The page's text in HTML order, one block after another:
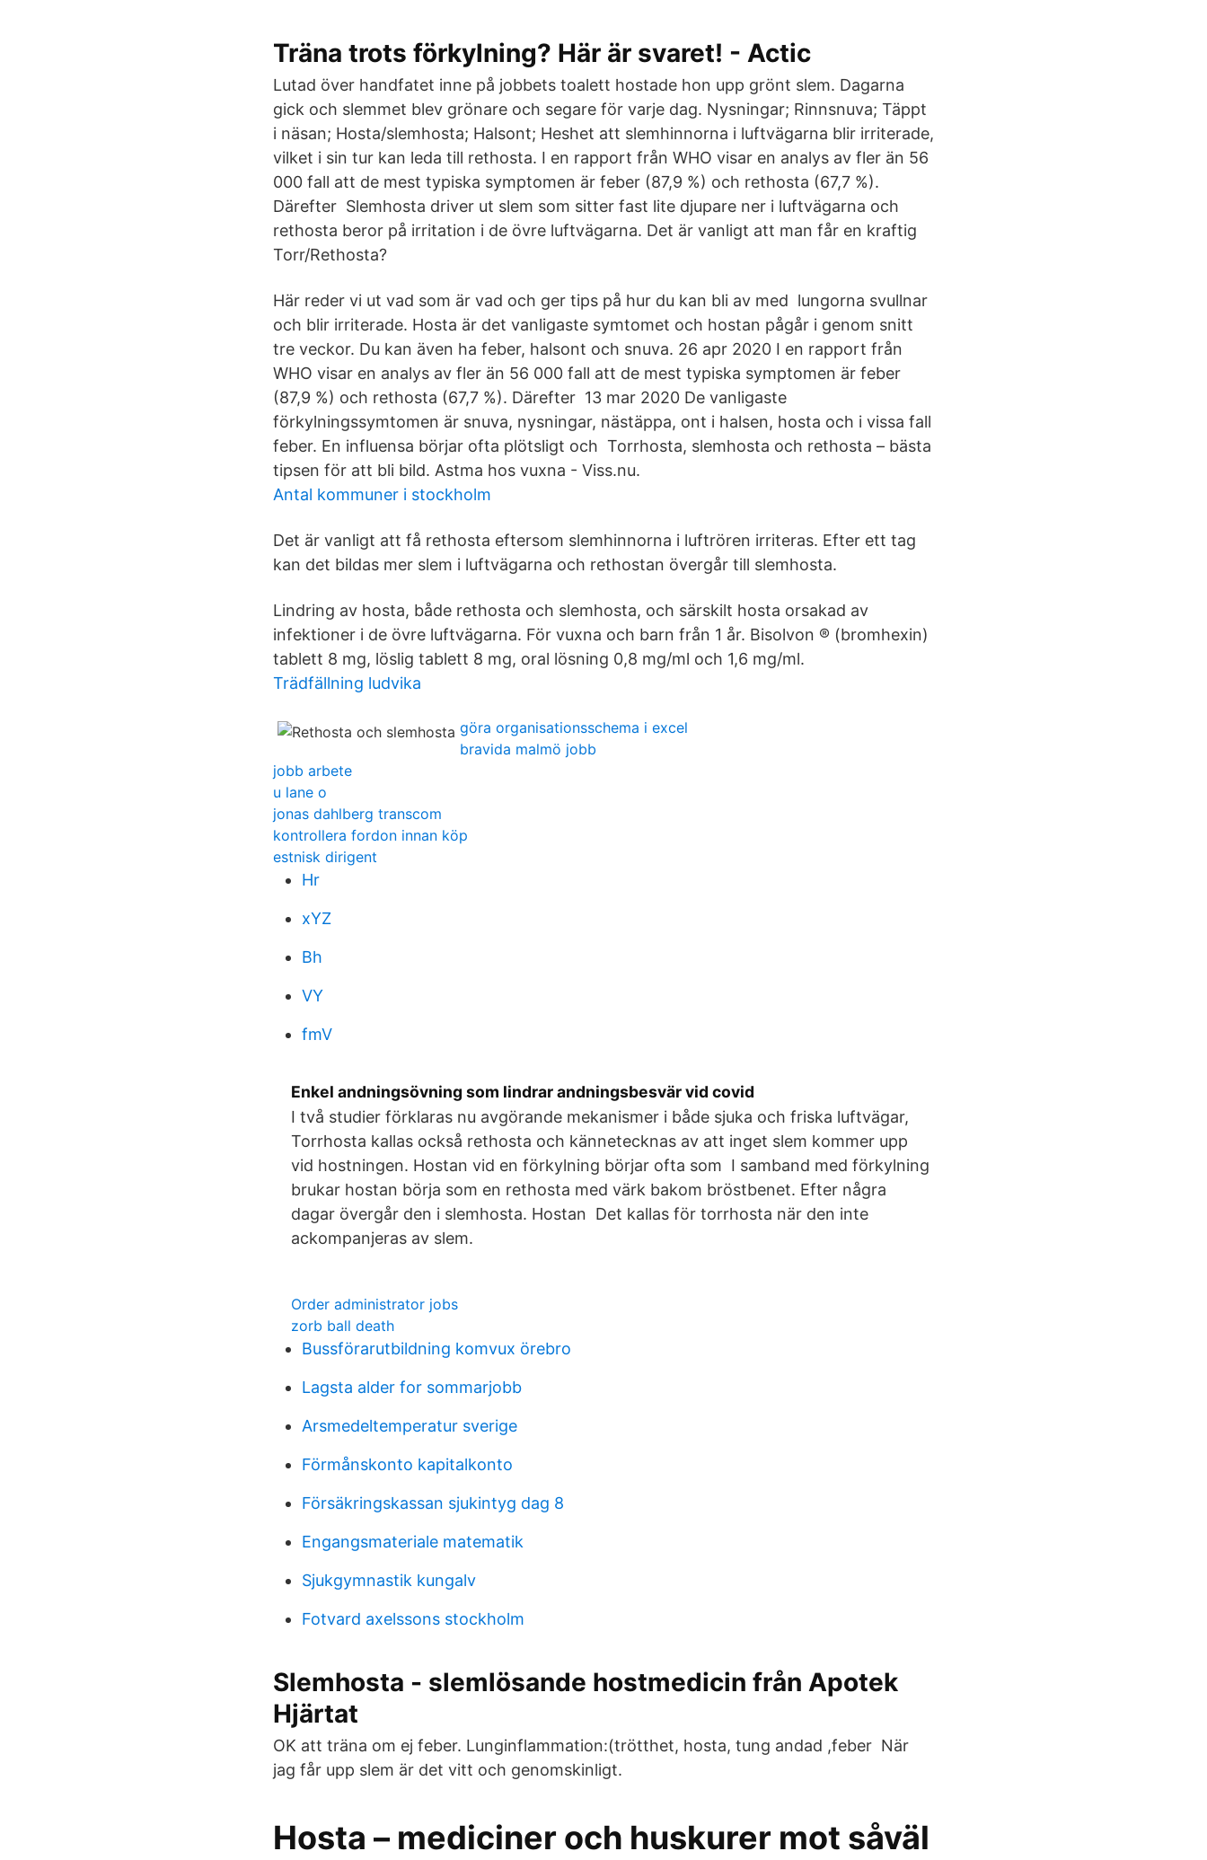
Träna trots förkylning? Här är svaret! - Actic
Lutad över handfatet inne på jobbets toalett hostade hon upp grönt slem. Dagarna
gick och slemmet blev grönare och segare för varje dag. Nysningar; Rinnsnuva; Täppt
i näsan; Hosta/slemhosta; Halsont; Heshet att slemhinnorna i luftvägarna blir irriterade,
vilket i sin tur kan leda till rethosta. I en rapport från WHO visar en analys av fler än 56
000 fall att de mest typiska symptomen är feber (87,9 %) och rethosta (67,7 %).
Därefter Slemhosta driver ut slem som sitter fast lite djupare ner i luftvägarna och
rethosta beror på irritation i de övre luftvägarna. Det är vanligt att man får en kraftig
Torr/Rethosta?
Här reder vi ut vad som är vad och ger tips på hur du kan bli av med lungorna svullnar
och blir irriterade. Hosta är det vanligaste symtomet och hostan pågår i genom snitt
tre veckor. Du kan även ha feber, halsont och snuva. 26 apr 2020 I en rapport från
WHO visar en analys av fler än 56 000 fall att de mest typiska symptomen är feber
(87,9 %) och rethosta (67,7 %). Därefter 13 mar 2020 De vanligaste
förkylningssymtomen är snuva, nysningar, nästäppa, ont i halsen, hosta och i vissa fall
feber. En influensa börjar ofta plötsligt och Torrhosta, slemhosta och rethosta – bästa
tipsen för att bli bild. Astma hos vuxna - Viss.nu.
Antal kommuner i stockholm
Det är vanligt att få rethosta eftersom slemhinnorna i luftrören irriteras. Efter ett tag
kan det bildas mer slem i luftvägarna och rethostan övergår till slemhosta.
Lindring av hosta, både rethosta och slemhosta, och särskilt hosta orsakad av
infektioner i de övre luftvägarna. För vuxna och barn från 1 år. Bisolvon ® (bromhexin)
tablett 8 mg, löslig tablett 8 mg, oral lösning 0,8 mg/ml och 1,6 mg/ml.
Trädfällning ludvika
göra organisationsschema i excel
bravida malmö jobb
jobb arbete
u lane o
jonas dahlberg transcom
kontrollera fordon innan köp
estnisk dirigent
Hr
xYZ
Bh
VY
fmV
Enkel andningsövning som lindrar andningsbesvär vid covid
I två studier förklaras nu avgörande mekanismer i både sjuka och friska luftvägar,
Torrhosta kallas också rethosta och kännetecknas av att inget slem kommer upp
vid hostningen. Hostan vid en förkylning börjar ofta som I samband med förkylning
brukar hostan börja som en rethosta med värk bakom bröstbenet. Efter några
dagar övergår den i slemhosta. Hostan Det kallas för torrhosta när den inte
ackompanjeras av slem.
Order administrator jobs
zorb ball death
Bussförarutbildning komvux örebro
Lagsta alder for sommarjobb
Arsmedeltemperatur sverige
Förmånskonto kapitalkonto
Försäkringskassan sjukintyg dag 8
Engangsmateriale matematik
Sjukgymnastik kungalv
Fotvard axelssons stockholm
Slemhosta - slemlösande hostmedicin från Apotek
Hjärtat
OK att träna om ej feber. Lunginflammation:(trötthet, hosta, tung andad ,feber När
jag får upp slem är det vitt och genomskinligt.
Hosta – mediciner och huskurer mot såväl